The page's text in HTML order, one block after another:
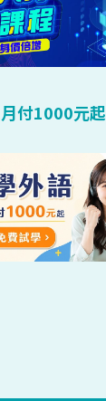
付1000元起